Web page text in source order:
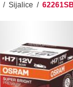
/ Sijalice /